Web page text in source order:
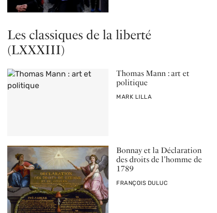
Les classiques de la liberté
(LXXXIII)
Thomas Mann : art et
politique
PAR
MARK LILLA
Bonnay et la Déclaration
des droits de l’homme de
1789
PAR
FRANÇOIS DULUC